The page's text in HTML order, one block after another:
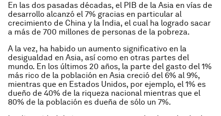
En las dos pasadas décadas, el PIB de la Asia en vías de
desarrollo alcanzó el 7% gracias en particular al
crecimiento de China y la India, el cual ha logrado sacar
a más de 700 millones de personas de la pobreza.
A la vez, ha habido un aumento significativo en la
desigualdad en Asia, así como en otras partes del
mundo. En los últimos 20 años, la parte del gasto del 1%
más rico de la población en Asia creció del 6% al 9%,
mientras que en Estados Unidos, por ejemplo, el 1% es
dueño de 40% de la riqueza nacional mientras que el
80% de la población es dueña de sólo un 7%.